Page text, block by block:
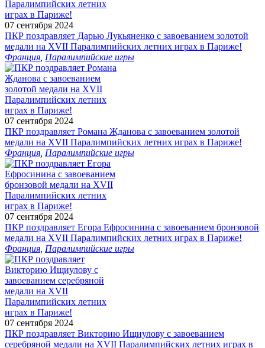
07 сентября 2024
ПКР поздравляет Дарью Лукьяненко с завоеванием золотой
медали на XVII Паралимпийских летних играх в Париже!
Франция Паралимпийские игры
07 сентября 2024
ПКР поздравляет Романа Жданова с завоеванием золотой
медали на XVII Паралимпийских летних играх в Париже!
Франция Паралимпийские игры
07 сентября 2024
ПКР поздравляет Егора Ефросинина с завоеванием бронзовой
медали на XVII Паралимпийских летних играх в Париже!
Франция Паралимпийские игры
07 сентября 2024
ПКР поздравляет Викторию Ищиулову с завоеванием
серебряной медали на XVII Паралимпийских летних играх в